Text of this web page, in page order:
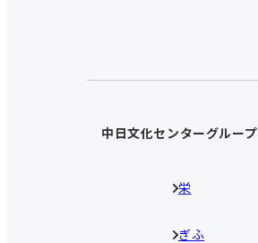
中日文化センターグループ
栄
ぎふ